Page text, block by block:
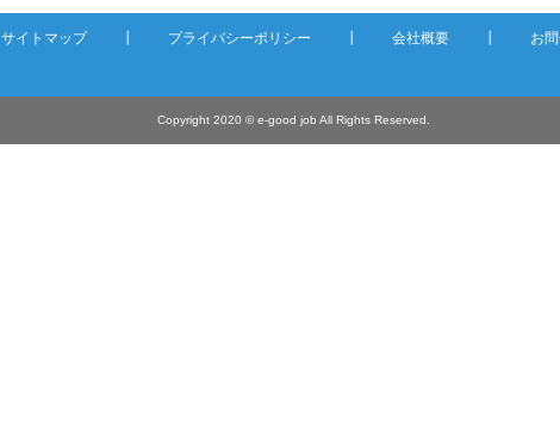
サイトマップ プライバシーポリシー 会社概要 お
Copyright 2020 © e-good job All Rights Reserved.